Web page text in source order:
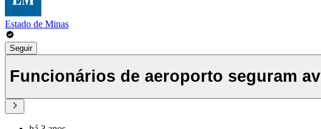
Estado de Minas
Seguir
Funcionários de aeroporto seguram